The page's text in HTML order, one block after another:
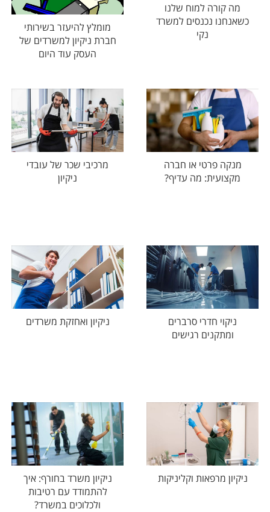
מה קורה למוח שלנו
כשאנחנו נכנסים למשרד
נקי
מומלץ להיעזר בשירותי
חברת ניקיון למשרדים של
העסק עוד היום
מנקה פרטי או חברה
מקצועית: מה עדיף?
מרכיבי שכר של עובדי
ניקיון
ניקוי חדרי סרברים
ומתקנים רגישים
ניקיון ואחזקת משרדים
ניקיון מרפאות וקליניקות
ניקיון משרד בחורף: איך
להתמודד עם רטיבות
ולכלוכים במשרד?